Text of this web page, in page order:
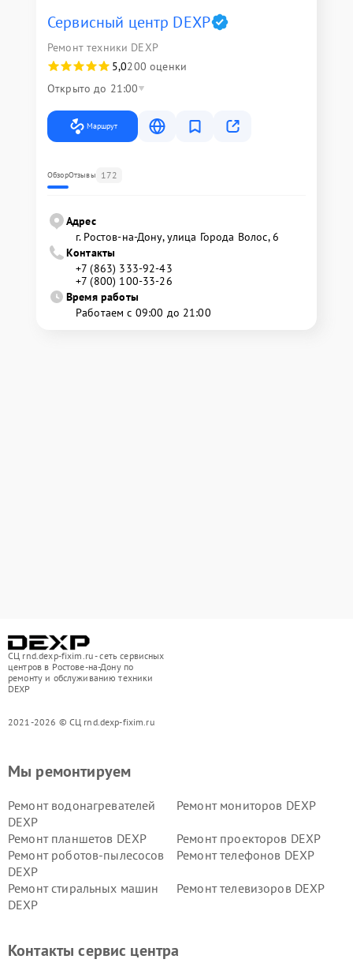
Сервисный центр DEXP
Ремонт техники DEXP
5,0200 оценки
Открыто до 21:00
Маршрут
ОбзорОтзывы 172
Адрес
г. Ростов-на-Дону, улица Города Волос, 6
Контакты
+7 (863) 333-92-43
+7 (800) 100-33-26
Время работы
Работаем с 09:00 до 21:00
СЦ rnd.dexp-fixim.ru - сеть сервисных
центров в Ростове-на-Дону по
ремонту и обслуживанию техники
DEXP
2021-2026 © СЦ rnd.dexp-fixim.ru
Мы ремонтируем
Ремонт водонагревателей
DEXP
Ремонт мониторов DEXP
Ремонт планшетов DEXP
Ремонт проекторов DEXP
Ремонт роботов-пылесосов
DEXP
Ремонт телефонов DEXP
Ремонт стиральных машин
DEXP
Ремонт телевизоров DEXP
Ремонт серверов DEXP
Ремонт мини пк DEXP
Контакты сервис центра